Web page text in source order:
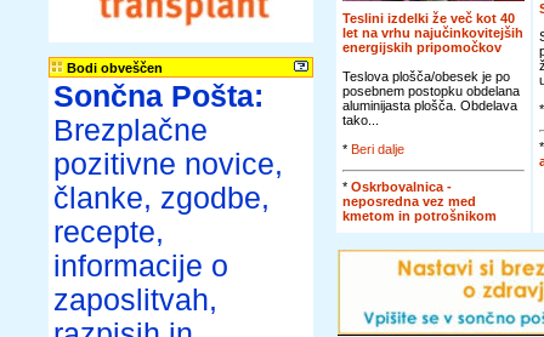
Bodi obveščen
Sončna Pošta:
Brezplačne
pozitivne novice,
članke, zgodbe,
recepte,
informacije o
zaposlitvah,
Teslini izdelki že več kot 40
let na vrhu najučinkovitejših
energijskih pripomočkov
Teslova plošča/obesek je po
posebnem postopku obdelana
aluminijasta plošča. Obdelava
tako...
* Beri dalje
* Oskrbovalnica -
neposredna vez med
kmetom in potrošnikom